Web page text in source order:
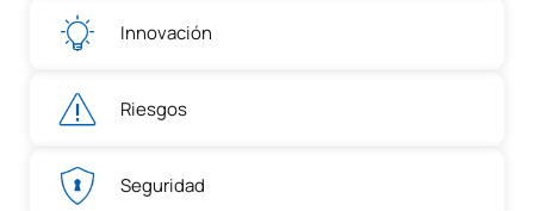
Innovación
Riesgos
Seguridad